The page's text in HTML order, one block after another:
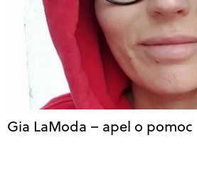
Gia LaModa – apel o pomoc